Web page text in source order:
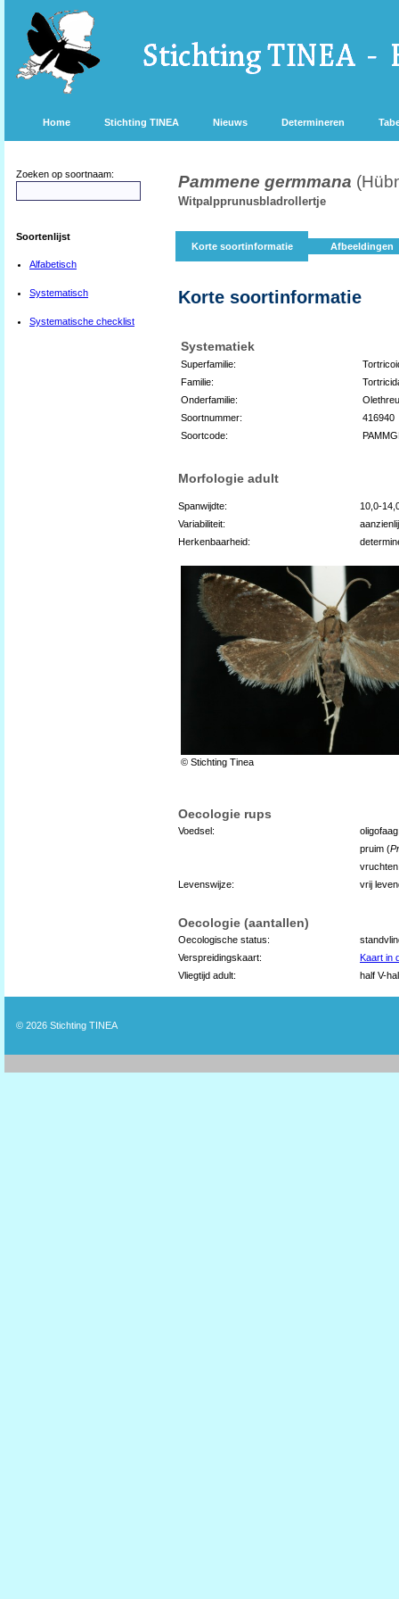
Home Stichting TINEA Nieuws Determineren
Zoeken op soortnaam:
Soortenlijst
Alfabetisch
Systematisch
Systematische checklist
Pammene germmana
Witpalpprunusbladrollertje
Korte soortinformatie Afbeeldingen
Korte soortinformatie
Systematiek
Superfamilie:
Familie:
Onderfamilie:
Soortnummer:
416940
Soortcode:
Morfologie adult
Spanwijdte:
10,0-
Variabiliteit:
Herkenbaarheid:
© Stichting Tinea
Oecologie rups
Voedsel:
pruim (
Levenswijze:
vrij
Oecologie (aantallen)
Oecologische status:
Verspreidingskaart:
Kaart in
Vliegtijd adult:
half V-
© 2026 Stichting TINEA